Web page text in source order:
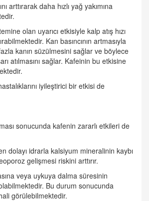
arttırarak daha hızlı yağ yakımına
olan uyarıcı etkisiyle kalp atış hızı
Kan basıncının artmasıyla
kanın süzülmesini sağlar ve böylece
atılmasını sağlar. Kafeinin bu etkisine
iyileştirici bir etkisi de
sonucunda kafenin zararlı etkileri de
dolayı idrarla kalsiyum mineralinin kaybı
gelişmesi riskini arttırır.
veya uykuya dalma süresinin
Bu durum sonucunda
görülebilmektedir.